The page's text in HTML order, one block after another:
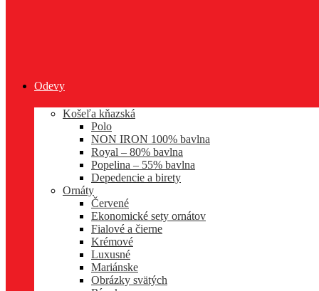
Odevy
Košeľa kňazská
Polo
NON IRON 100% bavlna
Royal – 80% bavlna
Popelina – 55% bavlna
Depedencie a birety
Ornáty
Červené
Ekonomické sety ornátov
Fialové a čierne
Krémové
Luxusné
Mariánske
Obrázky svätých